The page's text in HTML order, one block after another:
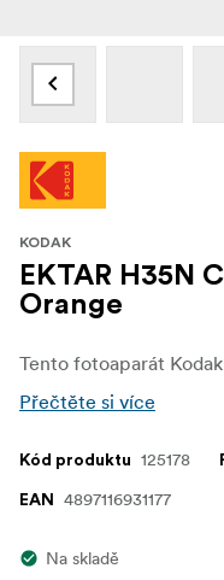
KODAK
EKTAR H35N
Orange
Přečtěte si více
Kód produktu 125178
EAN 4897116931177
Na skladě